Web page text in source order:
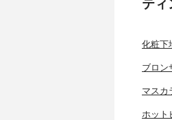
化粧下
ブロン
マスカ
ホット